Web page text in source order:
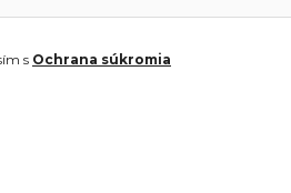
s Ochrana súkromia